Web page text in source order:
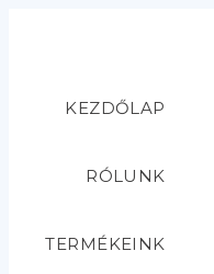
KEZDŐLAP
RÓLUNK
TERMÉKEINK